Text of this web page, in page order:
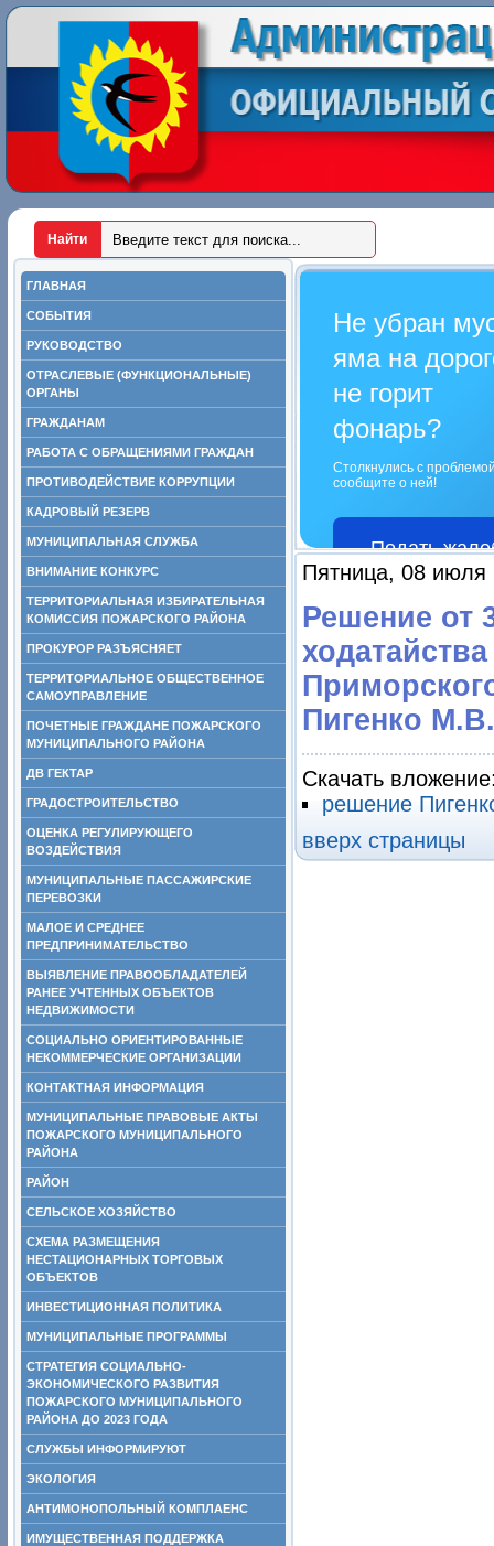
ГЛАВНАЯ
СОБЫТИЯ
РУКОВОДСТВО
ОТРАСЛЕВЫЕ (ФУНКЦИОНАЛЬНЫЕ)
ОРГАНЫ
ГРАЖДАНАМ
РАБОТА С ОБРАЩЕНИЯМИ ГРАЖДАН
ПРОТИВОДЕЙСТВИЕ КОРРУПЦИИ
КАДРОВЫЙ РЕЗЕРВ
МУНИЦИПАЛЬНАЯ СЛУЖБА
ВНИМАНИЕ КОНКУРС
ТЕРРИТОРИАЛЬНАЯ ИЗБИРАТЕЛЬНАЯ
КОМИССИЯ ПОЖАРСКОГО РАЙОНА
ПРОКУРОР РАЗЪЯСНЯЕТ
ТЕРРИТОРИАЛЬНОЕ ОБЩЕСТВЕННОЕ
САМОУПРАВЛЕНИЕ
ПОЧЕТНЫЕ ГРАЖДАНЕ ПОЖАРСКОГО
МУНИЦИПАЛЬНОГО РАЙОНА
ДВ ГЕКТАР
ГРАДОСТРОИТЕЛЬСТВО
ОЦЕНКА РЕГУЛИРУЮЩЕГО
ВОЗДЕЙСТВИЯ
МУНИЦИПАЛЬНЫЕ ПАССАЖИРСКИЕ
ПЕРЕВОЗКИ
МАЛОЕ И СРЕДНЕЕ
ПРЕДПРИНИМАТЕЛЬСТВО
ВЫЯВЛЕНИЕ ПРАВООБЛАДАТЕЛЕЙ
РАНЕЕ УЧТЕННЫХ ОБЪЕКТОВ
НЕДВИЖИМОСТИ
СОЦИАЛЬНО ОРИЕНТИРОВАННЫЕ
НЕКОММЕРЧЕСКИЕ ОРГАНИЗАЦИИ
КОНТАКТНАЯ ИНФОРМАЦИЯ
МУНИЦИПАЛЬНЫЕ ПРАВОВЫЕ АКТЫ
ПОЖАРСКОГО МУНИЦИПАЛЬНОГО
РАЙОНА
РАЙОН
СЕЛЬСКОЕ ХОЗЯЙСТВО
СХЕМА РАЗМЕЩЕНИЯ
НЕСТАЦИОНАРНЫХ ТОРГОВЫХ
ОБЪЕКТОВ
ИНВЕСТИЦИОННАЯ ПОЛИТИКА
МУНИЦИПАЛЬНЫЕ ПРОГРАММЫ
СТРАТЕГИЯ СОЦИАЛЬНО-
ЭКОНОМИЧЕСКОГО РАЗВИТИЯ
ПОЖАРСКОГО МУНИЦИПАЛЬНОГО
РАЙОНА ДО 2023 ГОДА
СЛУЖБЫ ИНФОРМИРУЮТ
ЭКОЛОГИЯ
АНТИМОНОПОЛЬНЫЙ КОМПЛАЕНС
ИМУЩЕСТВЕННАЯ ПОДДЕРЖКА
Не убран
яма на
не горит
фонарь?
Столкнулись с
сообщите о ней!
Подать
Пятница, 08 июля
Решение от
Пигенко
Скачать
решение
вверх страницы